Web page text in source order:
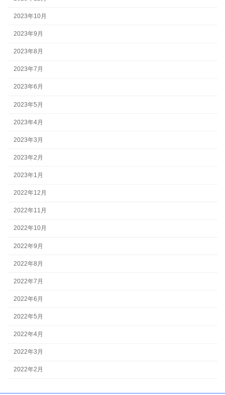
2023年10月
2023年9月
2023年8月
2023年7月
2023年6月
2023年5月
2023年4月
2023年3月
2023年2月
2023年1月
2022年12月
2022年11月
2022年10月
2022年9月
2022年8月
2022年7月
2022年6月
2022年5月
2022年4月
2022年3月
2022年2月